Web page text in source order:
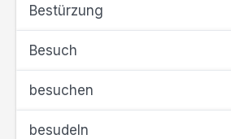
Bestürzung
Besuch
besuchen
besudeln